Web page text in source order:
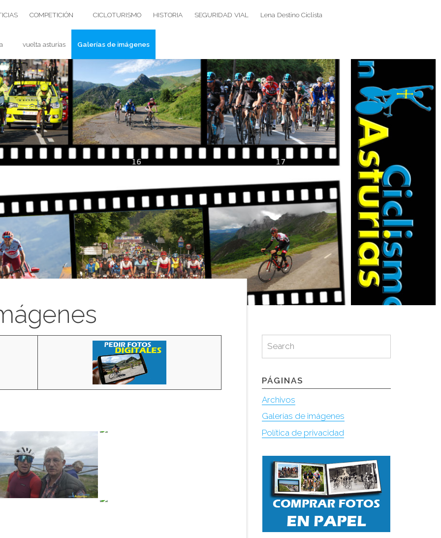
COMPETICIÓN CICLOTURISMO HISTORIA SEGURIDAD VIAL Lena Destino Ciclista
vuelta asturias Galerías de imágenes
for:
Search
PÁGINAS
Archivos
Galerías de imágenes
Política de privacidad